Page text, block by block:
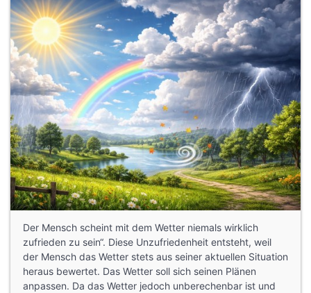
Der Mensch scheint mit dem Wetter niemals wirklich
zufrieden zu sein“. Diese Unzufriedenheit entsteht, weil
der Mensch das Wetter stets aus seiner aktuellen Situation
heraus bewertet. Das Wetter soll sich seinen Plänen
anpassen. Da das Wetter jedoch unberechenbar ist und